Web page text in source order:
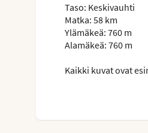
Taso: Keskivauhti
Matka: 58 km
Ylämäkeä: 760 m
Alamäkeä: 760 m
Kaikki kuvat ovat